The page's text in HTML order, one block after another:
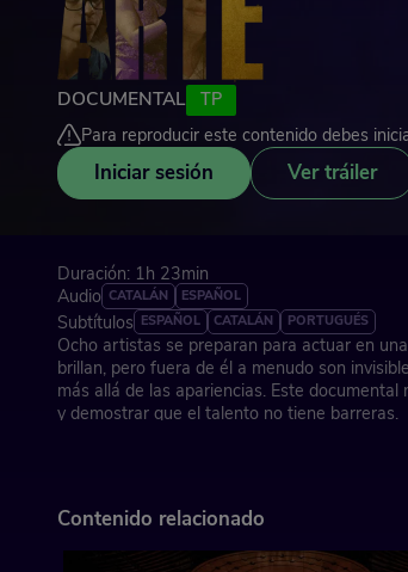
DOCUMENTAL TP
Para reproducir este contenido debes
Iniciar sesión Ver tráiler
Duración: 1h 23min
Audio CATALÁN ESPAÑOL
Subtítulos ESPAÑOL CATALÁN PORTUGUÉS
Ocho artistas se preparan para actuar en
brillan, pero fuera de él a menudo son
más allá de las apariencias. Este
y demostrar que el talento no tiene barreras.
España, 2024
Contenido relacionado